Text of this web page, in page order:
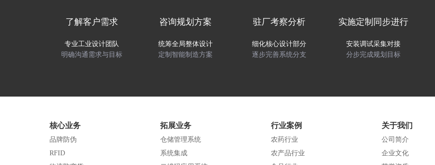
了解客户需求
专业工业设计团队
明确沟通需求与目标
咨询规划方案
统筹全局整体设计
定制智能制造方案
驻厂考察分析
细化核心设计部分
逐步完善系统分支
实施定制同步进行
安装调试采集对接
分步完成规划目标
核心业务
品牌防伪
RFID
拓展业务
仓储管理系统
系统集成
行业案例
农药行业
农产品行业
关于我们
公司简介
企业文化